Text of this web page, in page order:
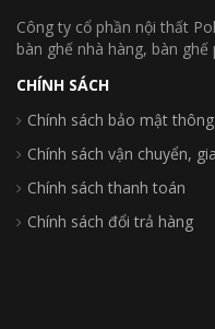
Công ty cổ phần nội thất
bàn ghế nhà hàng, bàn
CHÍNH SÁCH
Chính sách bảo mật
Chính sách vận chuyển,
Chính sách thanh toán
Chính sách đổi trả hàng